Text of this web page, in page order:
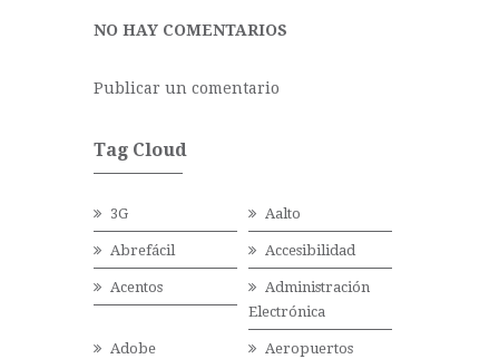
NO HAY COMENTARIOS
Publicar un comentario
Tag Cloud
3G Aalto
Abrefácil Accesibilidad
Acentos
Administración
Electrónica
Adobe Aeropuertos